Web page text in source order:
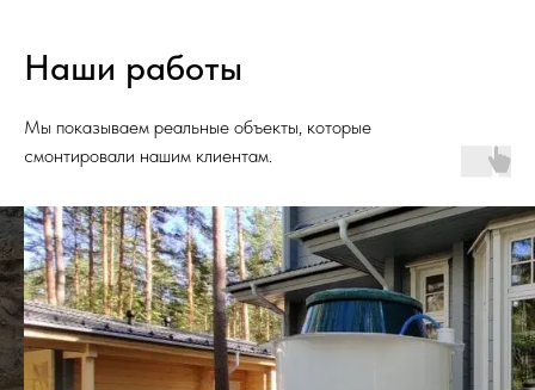
Наши работы
Мы показываем реальные объекты, которые
смонтировали нашим клиентам.